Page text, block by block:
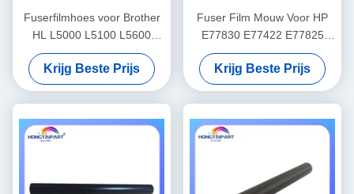
Fuserfilmhoes voor Brother
HL L5000 L5100 L5600
L6600DW-serie printer
Krijg Beste Prijs
Fuser Film Mouw Voor HP
E77830 E77422 E77825
E78223 E82540 E87660
Kleur Copier
Krijg Beste Prijs